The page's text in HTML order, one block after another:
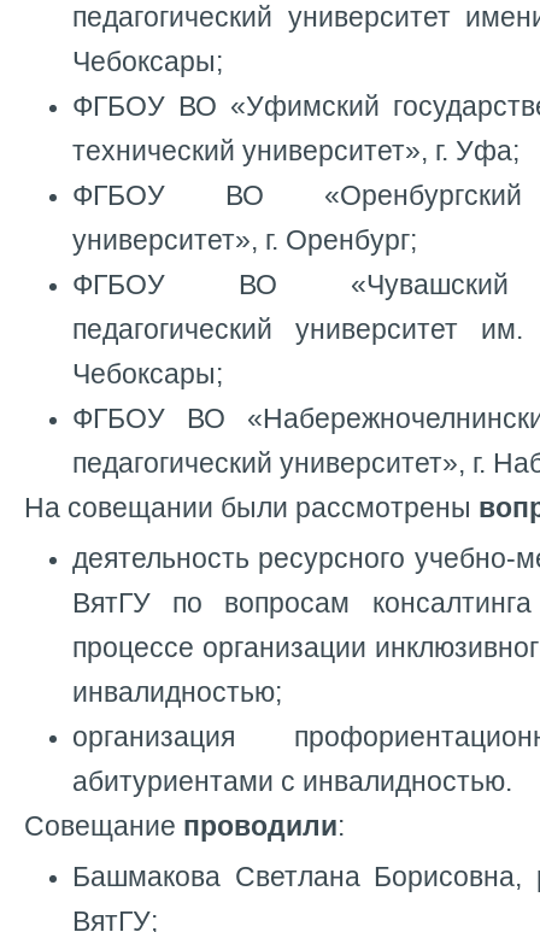
педагогический университет
Чебоксары;
ФГБОУ ВО «Уфимский
технический университет», г. Уфа;
ФГБОУ ВО «Оренбургский
университет», г. Оренбург;
ФГБОУ ВО «Чувашский
педагогический университет
Чебоксары;
ФГБОУ ВО
педагогический университет», г.
На совещании были рассмотрены
деятельность ресурсного учебно-
ВятГУ по вопросам
процессе организации
инвалидностью;
организация
абитуриентами с инвалидностью.
Совещание проводили:
Башмакова Светлана Борисовна,
ВятГУ;